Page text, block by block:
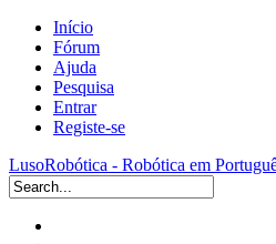
Início
Fórum
Ajuda
Pesquisa
Entrar
Registe-se
LusoRobótica - Robótica em